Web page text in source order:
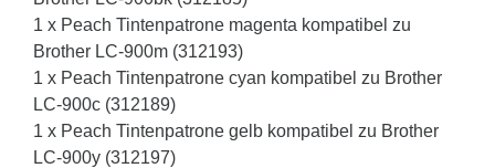
1 x Peach Tintenpatrone magenta kompatibel zu
Brother LC-900m (312193)
1 x Peach Tintenpatrone cyan kompatibel zu Brother
LC-900c (312189)
1 x Peach Tintenpatrone gelb kompatibel zu Brother
LC-900y (312197)